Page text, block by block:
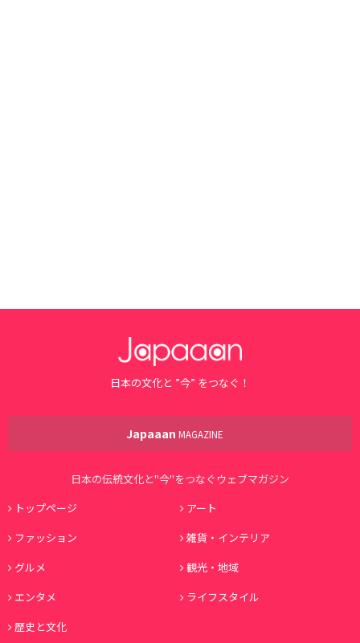
日本の文化と ”今” をつなぐ！
Japaaan MAGAZINE
日本の伝統文化と"今"をつなぐウェブマガジン
トップページ
アート
ファッション
雑貨・インテリア
グルメ
観光・地域
エンタメ
ライフスタイル
歴史と文化